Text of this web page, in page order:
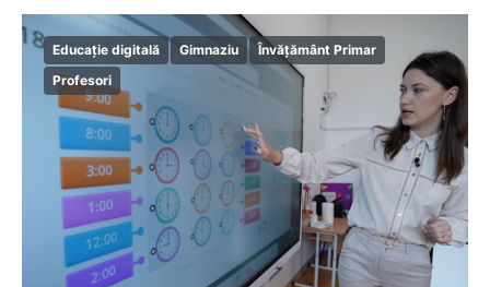
Educație digitală Gimnaziu
Învățământ Primar
Profesori